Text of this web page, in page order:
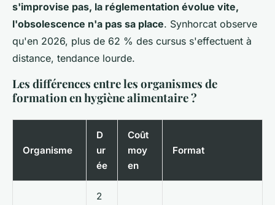
s'improvise pas, la réglementation évolue vite,
l'obsolescence n'a pas sa place. Synhorcat observe
qu'en 2026, plus de 62 % des cursus s'effectuent à
distance, tendance lourde.
Les différences entre les organismes de
formation en hygiène alimentaire ?
Organisme
D
ur
ée
Coût
moy
en
Format
2